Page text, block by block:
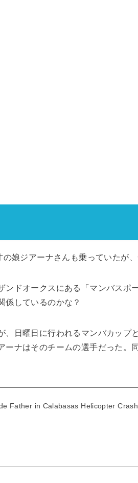
娘ジアーナさんも乗っていたが、
ドオークスにある「マンバスポ
係しているのかな？
日曜日に行われるマンバカップ
ナはそのチームの選手だった。
Father in Calabasas Helicopter Crash